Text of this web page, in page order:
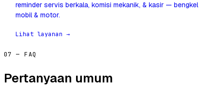
reminder servis berkala, komisi mekanik, & kasir — bengkel
mobil & motor.
Lihat layanan →
07 — FAQ
Pertanyaan umum